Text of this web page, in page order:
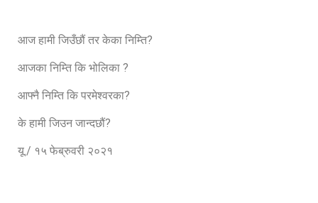
आज हामी जिउँछौं तर केका निम्ति?
आजका निम्ति कि भोलिका ?
आफ्नै निम्ति कि परमेश्वरका?
के हामी जिउन जान्दछौं?
यू./ १५ फेब्रुवरी २०२१